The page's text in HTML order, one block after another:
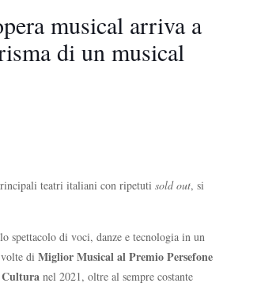
musical arriva a
di un musical
teatri italiani con ripetutisold out, si
spettacolo di voci, danze e tecnologia in un
volte diMiglior Musical al Premio Persefone
Culturanel 2021, oltre al sempre costante